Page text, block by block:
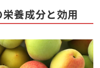
養成分と効用